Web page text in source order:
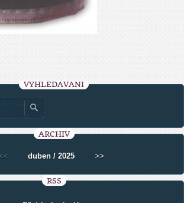
VYHLEDÁVÁNÍ
ARCHIV
duben / 2025 >>
RSS